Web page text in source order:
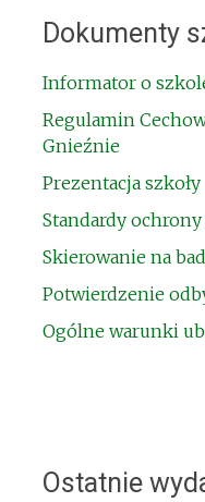
Dokumenty
Informator o
Regulamin
Gnieźnie
Prezentacja szkoły
Standardy
Skierowanie na
Potwierdzenie
Ogólne warunki
Ostatnie